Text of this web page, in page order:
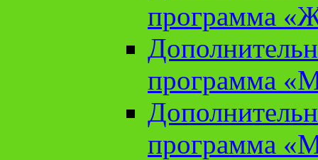
программа
программа
программа